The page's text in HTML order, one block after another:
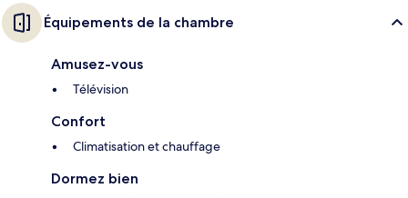
Équipements de la chambre
Amusez-vous
Télévision
Confort
Climatisation et chauffage
Dormez bien